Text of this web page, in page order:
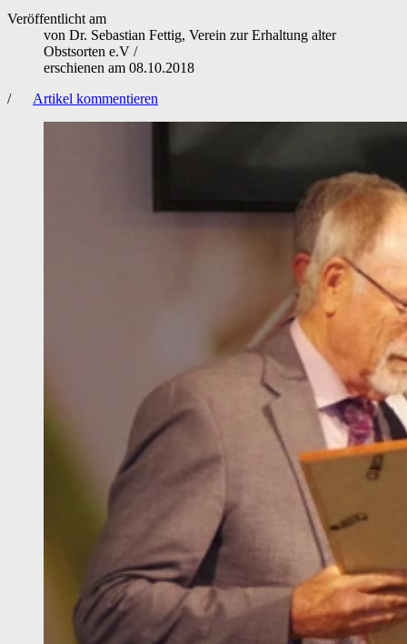
Veröffentlicht am
von Dr. Sebastian Fettig, Verein zur Erhaltung alter
Obstsorten e.V /
erschienen am 08.10.2018
/
Artikel kommentieren